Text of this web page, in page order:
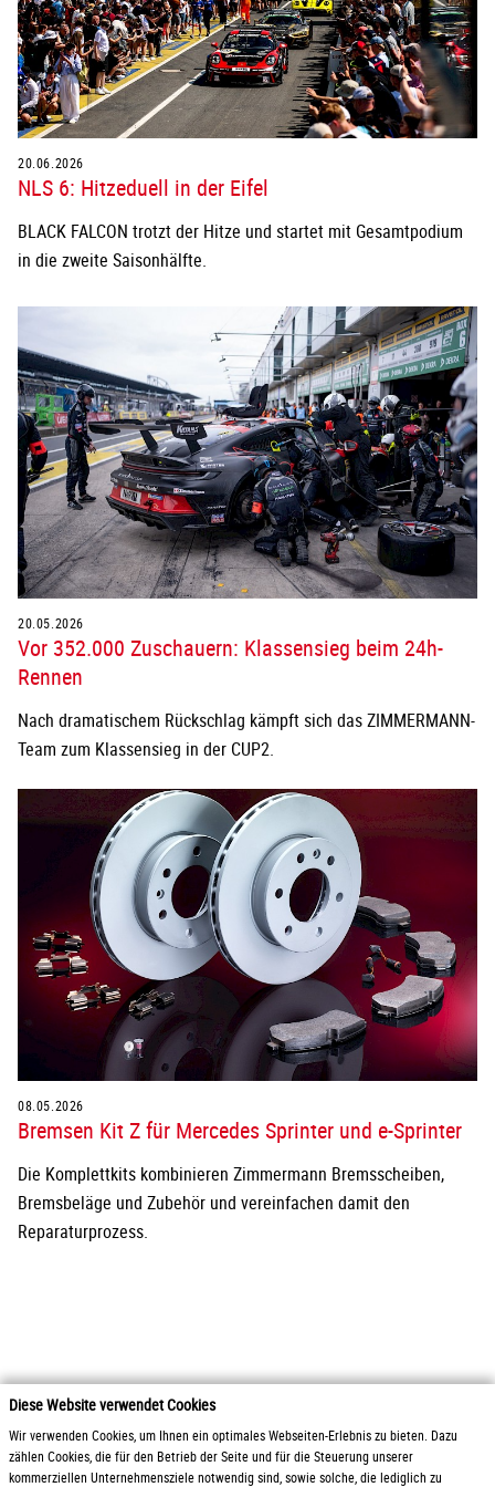
Diese Website verwendet Cookies
Wir verwenden Cookies, um Ihnen ein optimales Webseiten-Erlebnis zu bieten. Dazu
zählen Cookies, die für den Betrieb der Seite und für die Steuerung unserer
kommerziellen Unternehmensziele notwendig sind, sowie solche, die lediglich zu
20.06.2026
NLS 6: Hitzeduell in der Eifel
BLACK FALCON trotzt der Hitze und startet mit Gesamtpodium
in die zweite Saisonhälfte.
20.05.2026
Vor 352.000 Zuschauern: Klassensieg beim 24h-
Rennen
Nach dramatischem Rückschlag kämpft sich das ZIMMERMANN-
Team zum Klassensieg in der CUP2.
08.05.2026
Bremsen Kit Z für Mercedes Sprinter und e-Sprinter
Die Komplettkits kombinieren Zimmermann Bremsscheiben,
Bremsbeläge und Zubehör und vereinfachen damit den
Reparaturprozess.
2026 Otto Zimmermann Maschinen- und Apparatebau GmbH
Produkte AGB / Liefer- und